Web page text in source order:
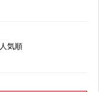
人気順